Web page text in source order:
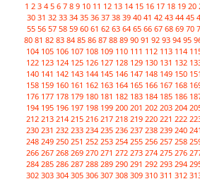
1 2 3 4 5 6 7 8 9 10 11 12 13 14 15 16 17 18 19 20
30 31 32 33 34 35 36 37 38 39 40 41 42 43 44 45
55 56 57 58 59 60 61 62 63 64 65 66 67 68 69 70
80 81 82 83 84 85 86 87 88 89 90 91 92 93 94 95
104 105 106 107 108 109 110 111 112 113 114
122 123 124 125 126 127 128 129 130 131 132
140 141 142 143 144 145 146 147 148 149 150 151
158 159 160 161 162 163 164 165 166 167 168
176 177 178 179 180 181 182 183 184 185 186
194 195 196 197 198 199 200 201 202 203 204
212 213 214 215 216 217 218 219 220 221 222
230 231 232 233 234 235 236 237 238 239 240 241
248 249 250 251 252 253 254 255 256 257 258
266 267 268 269 270 271 272 273 274 275 276
284 285 286 287 288 289 290 291 292 293 294
302 303 304 305 306 307 308 309 310 311 312